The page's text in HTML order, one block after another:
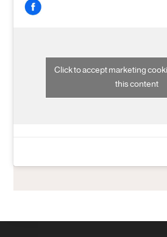
Click to accept marketing
this content